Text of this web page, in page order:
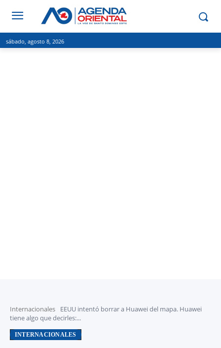
sábado, agosto 8, 2026
Internacionales
EEUU intentó borrar a Huawei del mapa. Huawei
tiene algo que decirles:...
INTERNACIONALES